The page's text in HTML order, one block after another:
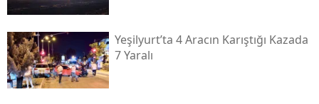
Yeşilyurt’ta 4 Aracın Karıştığı Kazada
7 Yaralı